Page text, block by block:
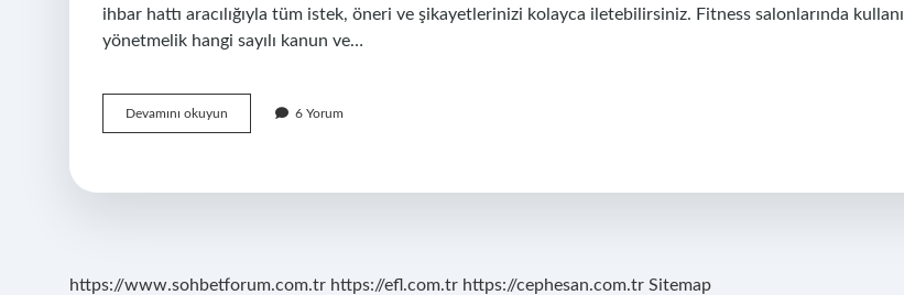
ihbar hattı aracılığıyla tüm istek, öneri ve şikayetlerinizi kolayca iletebilirsiniz. Fitness salonlarında
yönetmelik hangi sayılı kanun ve…
Devamını okuyun
Salonları
Gerektiren
6 Yorum
https://www.sohbetforum.com.tr https://efl.com.tr https://cephesan.com.tr Sitemap